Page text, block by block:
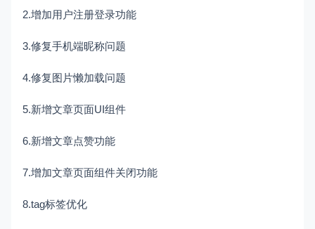
2.增加用户注册登录功能
3.修复手机端昵称问题
4.修复图片懒加载问题
5.新增文章页面UI组件
6.新增文章点赞功能
7.增加文章页面组件关闭功能
8.tag标签优化